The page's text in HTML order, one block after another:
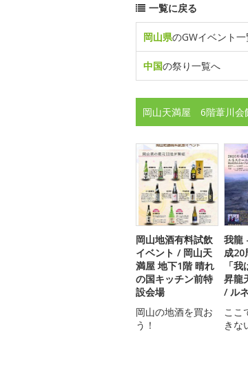
一覧に戻る
岡山県のGWイベント
中国の祭り一覧へ
岡山天満屋 6階葦川会
岡山地酒有料試飲
イベント / 岡山天
満屋 地下1階 晴れ
の国キッチン前特
設会場
岡山の地酒を買お
う！
我龍
成20
「
昇龍
/ ル
ここ
きな